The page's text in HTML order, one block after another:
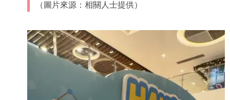
（圖片來源：相關人士提供）